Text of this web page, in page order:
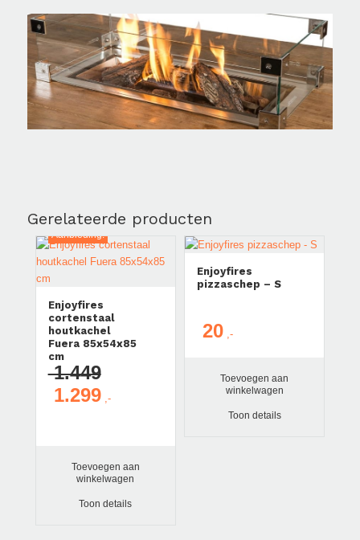
Gerelateerde producten
Enjoyfires
cortenstaal
houtkachel
Fuera 85x54x85
cm
1.449
Oorspronkelijke
1.299Huidige
Aanbieding!
Toevoegen aan
winkelwagen
Toon details
Enjoyfires
pizzaschep – S
20
Toevoegen aan
winkelwagen
Toon details